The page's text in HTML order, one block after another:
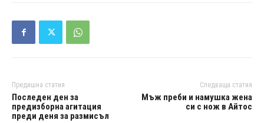
Предишна статия
Последен ден за
предизборна агитация
преди деня за размисъл
Следваща статия
Мъж преби и намушка жена
си с нож в Айтос